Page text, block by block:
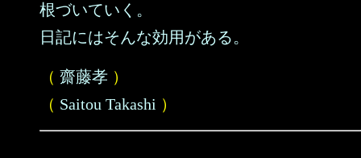
根づいていく。
日記にはそんな効用がある。
（ 齋藤孝 ）
（ Saitou Takashi ）